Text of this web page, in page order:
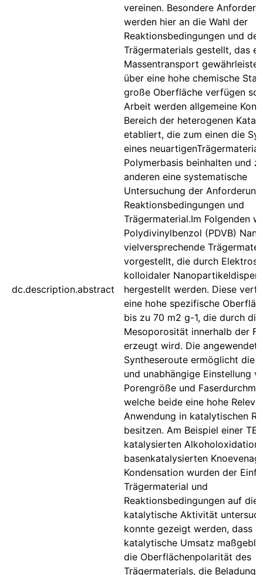
dc.description.abstract
vereinen. Besondere
werden hier an die Wahl der
Reaktionsbedingungen und des
Trägermaterials gestellt, das
Massentransport
über eine hohe chemische
große Oberfläche verfügen
Arbeit werden allgemeine
Bereich der heterogenen
etabliert, die zum einen die
eines
Polymerbasis beinhalten und
anderen eine systematische
Untersuchung der
Reaktionsbedingungen und
Trägermaterial.Im Folgenden
Polydivinylbenzol (PDVB)
vielversprechende
vorgestellt, die durch
kolloidaler
hergestellt werden. Diese
eine hohe spezifische
bis zu 70 m2 g-1, die durch die
Mesoporosität innerhalb der
erzeugt wird. Die angewendete
Syntheseroute ermöglicht die
und unabhängige Einstellung
Porengröße und
welche beide eine hohe
Anwendung in katalytischen
besitzen. Am Beispiel einer
katalysierten Alkoholoxidation
basenkatalysierten
Kondensation wurden der
Trägermaterial und
Reaktionsbedingungen auf die
katalytische Aktivität
konnte gezeigt werden, dass
katalytische Umsatz
die Oberflächenpolarität des
Trägermaterials, die Beladung